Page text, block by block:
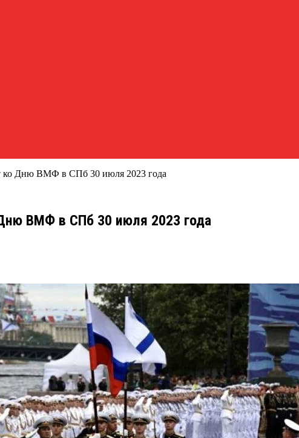
ко Дню ВМФ в СПб 30 июля 2023 года
ВМФ в СПб 30 июля 2023 года